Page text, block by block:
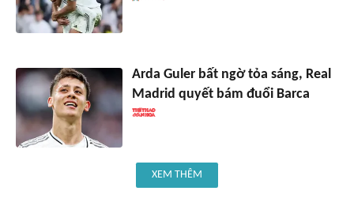
Arda Guler bất ngờ tỏa sáng, Real
Madrid quyết bám đuổi Barca
XEM THÊM